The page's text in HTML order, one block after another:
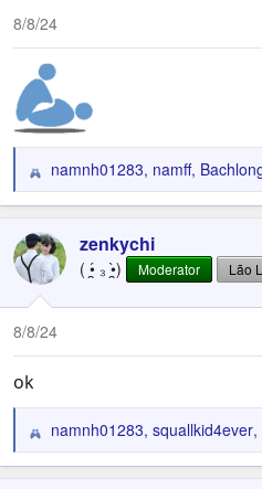
a
e
r
8/8/24
R
e
c
t
i
o
n
namnh01283, namff,
zenkychi
( •̯́ ₃ •̯̀) Moderator Lão
8/8/24
ok
R
e
namnh01283, squallkid4ever,